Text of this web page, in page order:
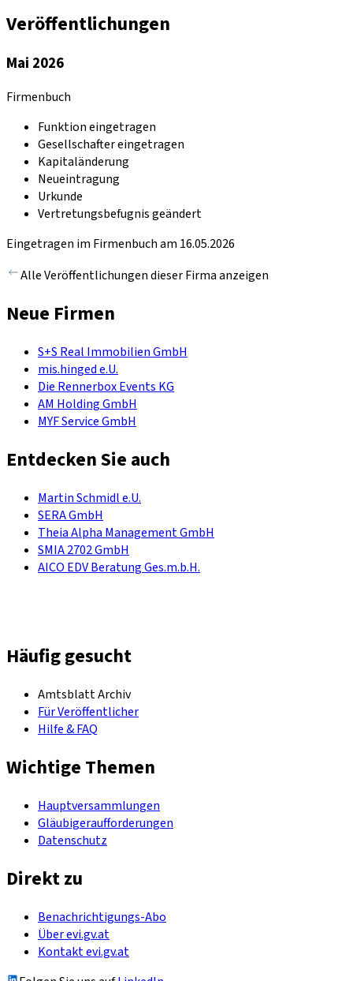
Veröffentlichungen
Mai 2026
Firmenbuch
Funktion eingetragen
Gesellschafter eingetragen
Kapitaländerung
Neueintragung
Urkunde
Vertretungsbefugnis geändert
Eingetragen im Firmenbuch am 16.05.2026
Alle Veröffentlichungen dieser Firma anzeigen
Neue Firmen
S+S Real Immobilien GmbH
mis.hinged e.U.
Die Rennerbox Events KG
AM Holding GmbH
MYF Service GmbH
Entdecken Sie auch
Martin Schmidl e.U.
SERA GmbH
Theia Alpha Management GmbH
SMIA 2702 GmbH
AICO EDV Beratung Ges.m.b.H.
Häufig gesucht
Amtsblatt Archiv
Für Veröffentlicher
Hilfe & FAQ
Wichtige Themen
Hauptversammlungen
Gläubigeraufforderungen
Datenschutz
Direkt zu
Benachrichtigungs-Abo
Über evi.gv.at
Kontakt evi.gv.at